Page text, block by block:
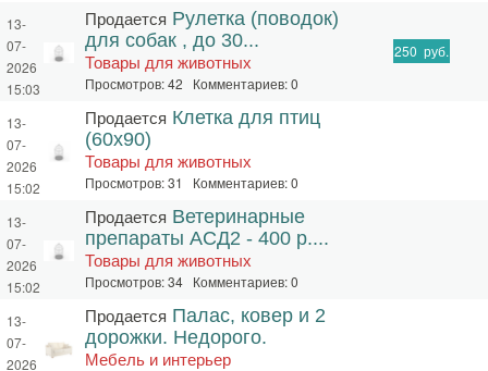
13-
07-
2026
15:03
Продается Рулетка (поводок)
для собак , до 30...
Товары для животных
Просмотров: 42 Комментариев: 0
250 руб.
13-
07-
2026
15:02
Продается Клетка для птиц
(60х90)
Товары для животных
Просмотров: 31 Комментариев: 0
13-
07-
2026
15:02
Продается Ветеринарные
препараты АСД2 - 400 р....
Товары для животных
Просмотров: 34 Комментариев: 0
13-
07-
2026
Продается Палас, ковер и 2
дорожки. Недорого.
Мебель и интерьер